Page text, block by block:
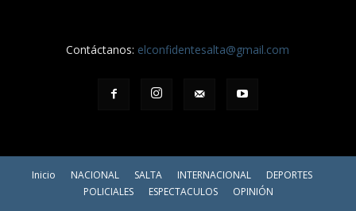
Contáctanos: elconfidentesalta@gmail.com
Inicio NACIONAL SALTA INTERNACIONAL
DEPORTES
POLICIALES
ESPECTACULOS OPINIÓN